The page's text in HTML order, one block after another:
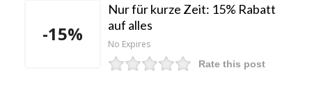
-15%
Nur für kurze Zeit: 15% Rabatt
auf alles
No Expires
Rate this post